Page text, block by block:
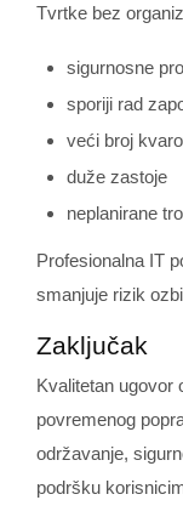
Tvrtke bez
sigurnosne
sporiji rad
veći broj
duže zastoje
neplanirane
Profesionalna IT
smanjuje rizik
Zaključak
Kvalitetan ugovor
povremenog
održavanje,
podršku